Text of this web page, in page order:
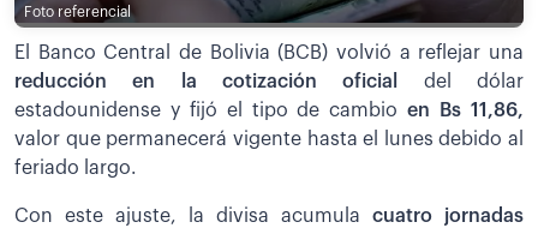
Foto referencial
El Banco Central de Bolivia (BCB) volvió a reflejar una
reducción en la cotización oficial
del dólar
estadounidense y fijó el tipo de cambio en Bs 11,86,
valor que permanecerá vigente hasta el lunes debido al
feriado largo.
Con este ajuste, la divisa acumula cuatro jornadas